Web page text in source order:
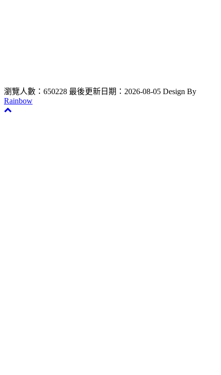
瀏覽人數：650228 最後更新日期：2026-08-05 Design By
Rainbow